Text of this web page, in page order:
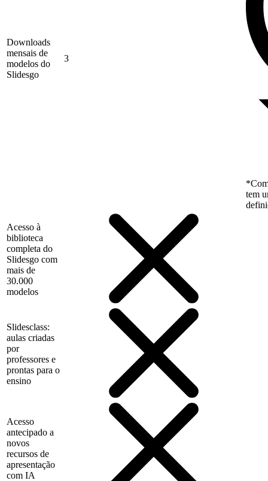
Downloads
mensais de
modelos do
Slidesgo
3
tem
Acesso à
biblioteca
completa do
Slidesgo com
mais de
30.000
modelos
Slidesclass:
aulas criadas
por
professores e
prontas para o
ensino
Acesso
antecipado a
novos
recursos de
apresentação
com IA